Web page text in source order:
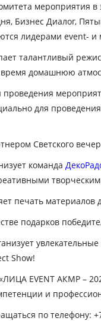
мероприятия
Бизнес Диалог,
лидерами event-
талантливый
время домашнюю
проведения
для
Светского
команда
печать
подарков
Show!
EVENT АКМР –
и
по телефону: